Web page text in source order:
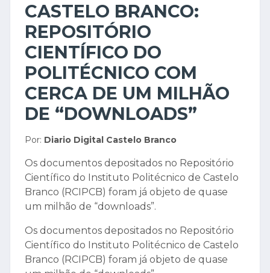
CASTELO BRANCO:
REPOSITÓRIO
CIENTÍFICO DO
POLITÉCNICO COM
CERCA DE UM MILHÃO
DE “DOWNLOADS”
Por: Diario Digital Castelo Branco
Os documentos depositados no Repositório
Científico do Instituto Politécnico de Castelo
Branco (RCIPCB) foram já objeto de quase
um milhão de “downloads”.
Os documentos depositados no Repositório
Científico do Instituto Politécnico de Castelo
Branco (RCIPCB) foram já objeto de quase